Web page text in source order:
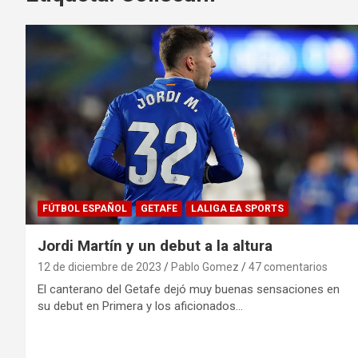
FÚTBOL ESPAÑOL GETAFE LALIGA EA SPORTS
Jordi Martín y un debut a la altura
12 de diciembre de 2023 Pablo Gomez 47 comentarios
El canterano del Getafe dejó muy buenas sensaciones en
su debut en Primera y los aficionados…